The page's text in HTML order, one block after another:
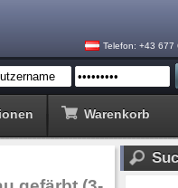
Telefon: +43 677
Warenkorb